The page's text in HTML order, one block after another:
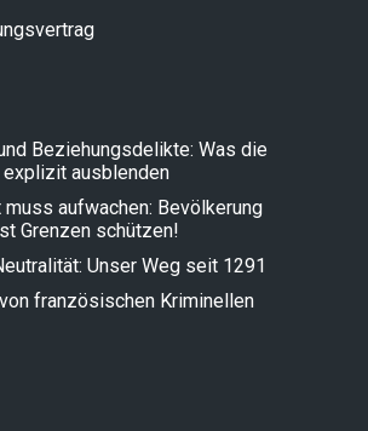
Beziehungsdelikte: Was die
ausblenden
muss aufwachen: Bevölkerung
Grenzen schützen!
Unser Weg seit 1291
französischen Kriminellen